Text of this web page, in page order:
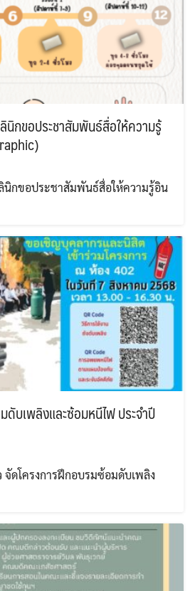
Search
นิกขอประชาสัมพันธ์สื่อให้ความรู้
นิกขอประชาสัมพันธ์สื่อให้ความรู้อิน
บเพลิงและซ้อมหนีไฟ ประจำปี
ดโครงการฝึกอบรมซ้อมดับเพลิง